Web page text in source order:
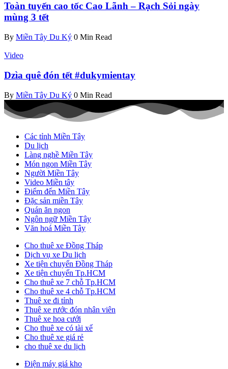
Toàn tuyến cao tốc Cao Lãnh – Rạch Sỏi ngày
mùng 3 tết
By Miền Tây Du Ký 0 Min Read
Video
Dzìa quê đón tết #dukymientay
By Miền Tây Du Ký 0 Min Read
Các tỉnh Miền Tây
Du lịch
Làng nghề Miền Tây
Món ngon Miền Tây
Người Miền Tây
Video Miền tây
Điểm đến Miền Tây
Đặc sản miền Tây
Quán ăn ngon
Ngôn ngữ Miền Tây
Văn hoá Miền Tây
Cho thuê xe Đồng Tháp
Dịch vụ xe Du lịch
Xe tiện chuyến Đồng Tháp
Xe tiện chuyến Tp.HCM
Cho thuê xe 7 chỗ Tp.HCM
Cho thuê xe 4 chỗ Tp.HCM
Thuê xe đi tỉnh
Thuê xe rước đón nhân viên
Thuê xe hoa cưới
Cho thuê xe có tài xế
Cho thuê xe giá rẻ
cho thuê xe du lịch
Điện máy giá kho